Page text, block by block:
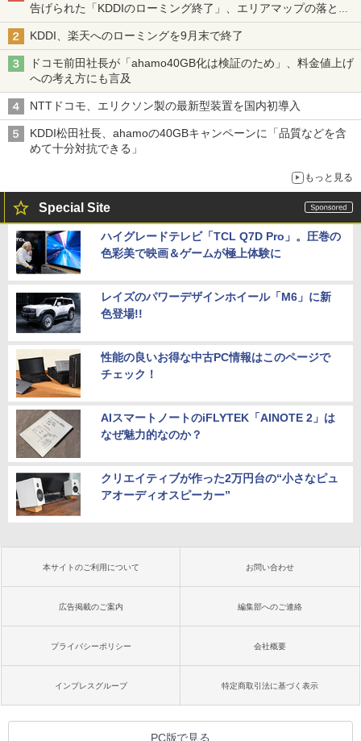
告げられた「KDDIのローミング終了」、エリアマップの落とし
穴と楽天モバイルの課題
KDDI、楽天へのローミングを9月末で終了
ドコモ前田社長が「ahamo40GB化は検証のため」、料金値上げ
への考え方にも言及
NTTドコモ、エリクソン製の最新型装置を国内初導入
KDDI松田社長、ahamoの40GBキャンペーンに「品質などを含
めて十分対抗できる」
もっと見る
Special Site
ハイグレードテレビ「TCL Q7D Pro」。圧巻の
色彩美で映画＆ゲームが極上体験に
レイズのパワーデザインホイール「M6」に新
色登場!!
性能の良いお得な中古PC情報はこのページで
チェック！
AIスマートノートのiFLYTEK「AINOTE 2」は
なぜ魅力的なのか？
クリエイティブが作った2万円台の“小さなピュ
アオーディオスピーカー”
本サイトのご利用について お問い合わせ
広告掲載のご案内 編集部へのご連絡
プライバシーポリシー 会社概要
インプレスグループ 特定商取引法に基づく表示
PC版で見る